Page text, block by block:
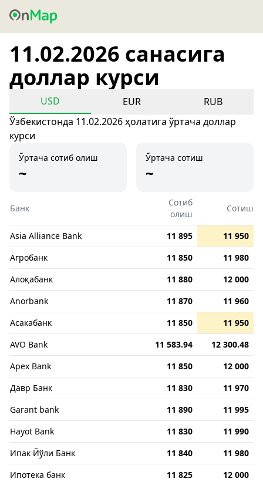
11.02.2026 санасига
доллар курси
USD EUR
RUB
Ўзбекистонда 11.02.2026 ҳолатига ўртача доллар
курси
Ўртача сотиб олиш
~
Ўртача сотиш
~
Банк
Сотиб
олиш
Сотиш
Asia Alliance Bank 11 895
11 950
Агробанк
11 850
11 980
Алоқабанк
11 880
12 000
Anorbank
11 870
11 960
Асакабанк
11 850
11 950
AVO Bank
11 583.94
12 300.48
Apex Bank
11 850
12 000
Давр Банк
11 830
11 970
Garant bank
11 890
11 995
Hayot Bank
11 830
11 990
Ипак Йўли Банк
11 840
11 980
Ипотека банк
11 825
12 000